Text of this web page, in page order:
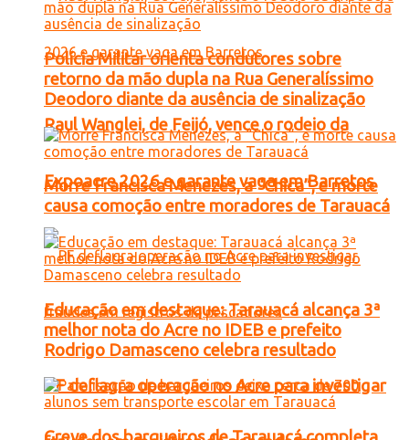
Raul Wanglei, de Feijó, vence o rodeio da
Expoacre 2026 e garante vaga em Barretos
PF deflagra operação no Acre para investigar
Polícia Militar orienta condutores sobre
retorno da mão dupla na Rua Generalíssimo
Deodoro diante da ausência de sinalização
Morre Francisca Menezes, a “Chica”, e morte
causa comoção entre moradores de Tarauacá
Educação em destaque: Tarauacá alcança 3ª
melhor nota do Acre no IDEB e prefeito
Rodrigo Damasceno celebra resultado